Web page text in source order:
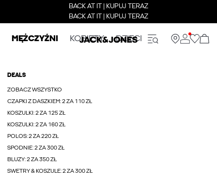
BACK AT IT | KUPUJ TERAZ
BACK AT IT | KUPUJ TERAZ
MĘŻCZYŹNI KOBIETY DZIECI
DEALS
ZOBACZ WSZYSTKO
CZAPKI Z DASZKIEM: 2 ZA 110 ZŁ
KOSZULKI: 2 ZA 125 ZŁ
KOSZULKI: 2 ZA 160 ZŁ
POLOS: 2 ZA 220 ZŁ
SPODNIE: 2 ZA 300 ZŁ
BLUZY: 2 ZA 350 ZŁ
SWETRY & KOSZULE: 2 ZA 300 ZŁ